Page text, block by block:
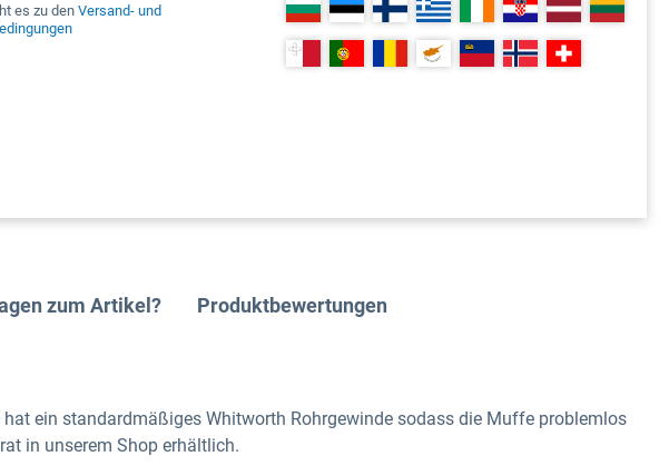
es zu denVersand- und
zum Artikel? Produktbewertungen
ein standardmäßiges Whitworth Rohrgewinde sodass die Muffe problemlos
in unserem Shop erhältlich.